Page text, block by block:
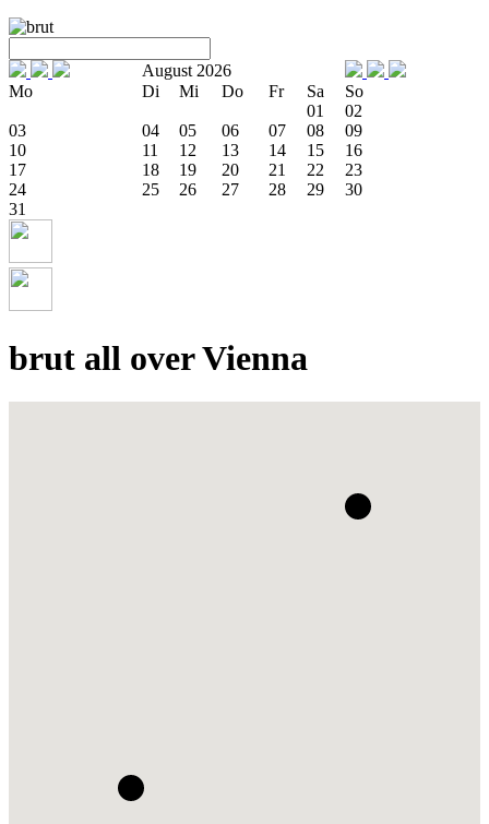
August 2026
Mo
Di Mi Do Fr Sa
So
01
02
03
04 05 06 07 08
09
10
11 12 13 14 15
16
17
18 19 20 21 22
23
24
25 26 27 28 29
30
31
brut all over Vienna